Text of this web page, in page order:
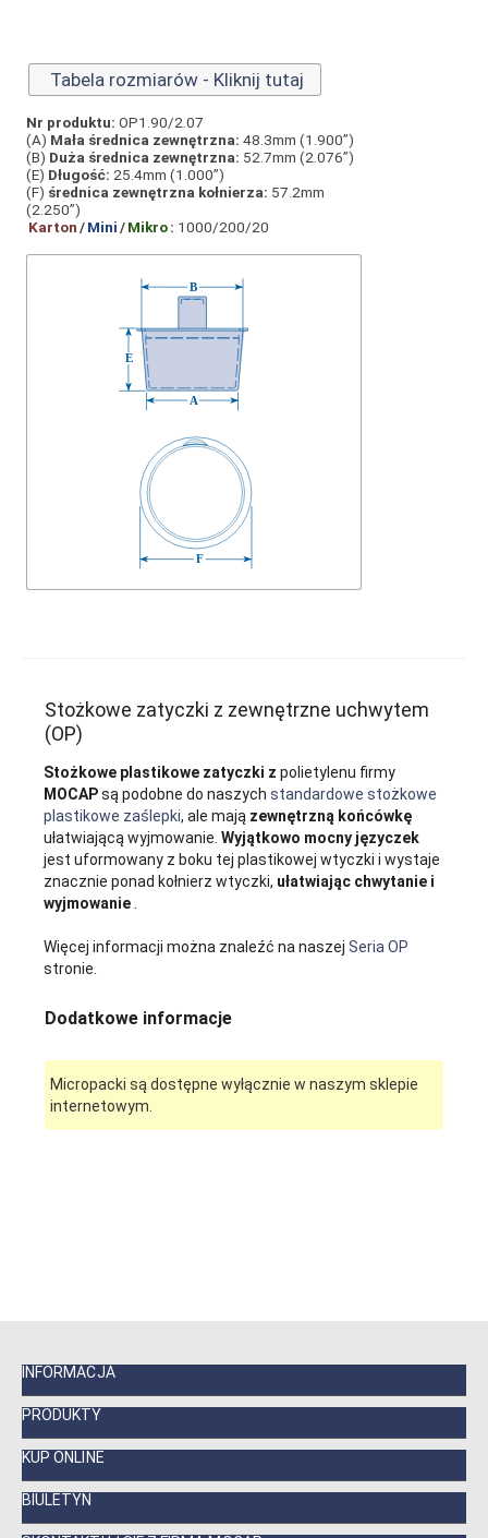
Tabela rozmiarów - Kliknij tutaj
Nr produktu: OP1.90/2.07
(A) Mała średnica zewnętrzna: 48.3mm (1.900”)
(B) Duża średnica zewnętrzna: 52.7mm (2.076”)
(E) Długość: 25.4mm (1.000”)
(F) średnica zewnętrzna kołnierza: 57.2mm
(2.250”)
Karton/Mini/Mikro: 1000/200/20
Stożkowe zatyczki z zewnętrzne uchwytem
(OP)
Stożkowe plastikowe zatyczki z polietylenu firmy
MOCAPsą podobne do naszychstandardowe stożkowe
plastikowe zaślepki, ale mają zewnętrzną końcówkę
ułatwiającą wyjmowanie.Wyjątkowo mocny języczek
jest uformowany z boku tej plastikowej wtyczki i wystaje
znacznie ponad kołnierz wtyczki, ułatwiając chwytanie i
wyjmowanie
Więcej informacji można znaleźć na naszejSeria OP
stronie.
Dodatkowe informacje
Micropacki są dostępne wyłącznie w naszym sklepie
internetowym.
INFORMACJA
PRODUKTY
KUP ONLINE
BIULETYN